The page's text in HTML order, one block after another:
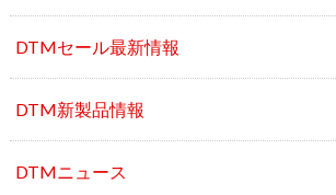
DTM新製品情報
DTMニュース
CMJメディア